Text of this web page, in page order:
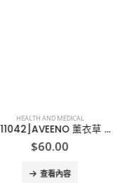
HEALTH AND MEDICAL
[U011042]AVEENO 薰衣草 無花果沐浴露
$60.00
查看內容